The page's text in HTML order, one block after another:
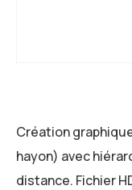
Création
hayon) avec
distance. Fichier